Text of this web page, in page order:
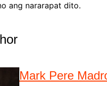
ang nararapat dito.
Mark Pere